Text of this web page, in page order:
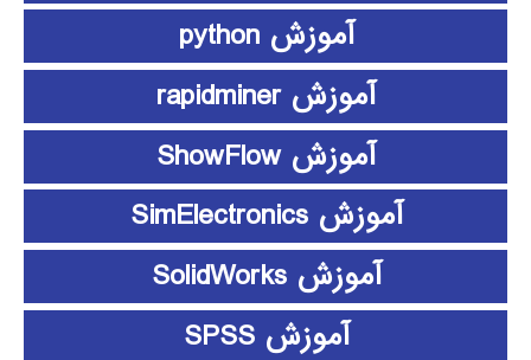
آموزش python
آموزش rapidminer
آموزش ShowFlow
آموزش SimElectronics
آموزش SolidWorks
آموزش SPSS